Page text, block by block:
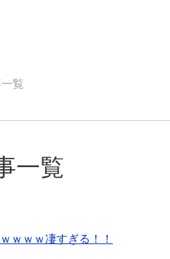
覧
一覧
ｗｗｗ凄すぎる！！